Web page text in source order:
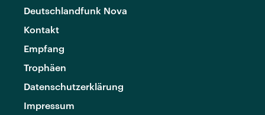
Deutschlandfunk Nova
Kontakt
Empfang
Trophäen
Datenschutzerklärung
Impressum